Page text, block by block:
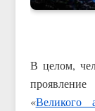
В целом,
«Великого